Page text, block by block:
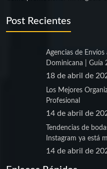
Post Recientes
Agencias de Envíos
Dominicana | Guía
18 de abril de
Los Mejores
Profesional
14 de abril de
Tendencias de
Instagram ya está
14 de abril de